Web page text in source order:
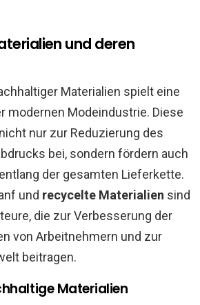
und deren
Materialien spielt eine
modernen Modeindustrie. Diese
nur zur Reduzierung des
bei, sondern fördern auch
der gesamten Lieferkette.
und recycelte Materialien sind
die zur Verbesserung der
von Arbeitnehmern und zur
beitragen.
Materialien